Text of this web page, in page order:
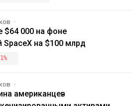
$64 000 на фоне
SpaceX на $100 млрд
американцев